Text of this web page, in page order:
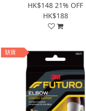
HK$148 21% OFF
HK$188
缺貨